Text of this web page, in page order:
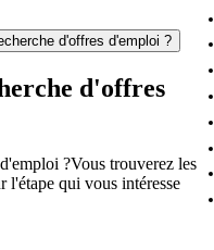
d'offres d'emploi ?
d'offres
?Vous trouverez les
l'étape qui vous intéresse